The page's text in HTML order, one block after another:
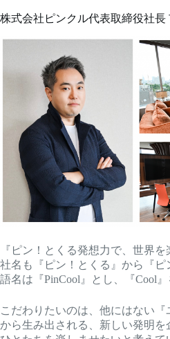
株式会社ピンクル代表取締役社長
『ピン！とくる発想力で、世界
社名も『ピン！とくる』から『
語名は『PinCool』とし、『Cool
こだわりたいのは、他にはない
から生み出される、新しい発明